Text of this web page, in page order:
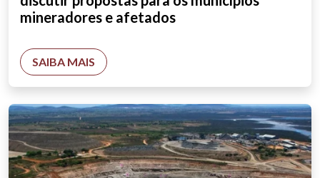
mineradores e afetados
SAIBA MAIS